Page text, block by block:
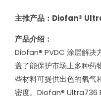
主推产品：Diofan®
产品介绍：
Diofan® PVDC 涂层解决
盖了能保护市场上多种药
些材料可提供出色的氧气
密度。Diofan® Ultra736